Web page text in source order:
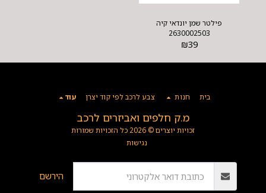
פילטר שמן יונדאי קיה
2630002503
₪39
מ.ק חלפים ואביזרים לרכב
זכויות יוצרים © 2026 כל הזכויות שמורות
נגישות
בית חנות צבע לרכב לפי קוד יצרן עוד
הירשם